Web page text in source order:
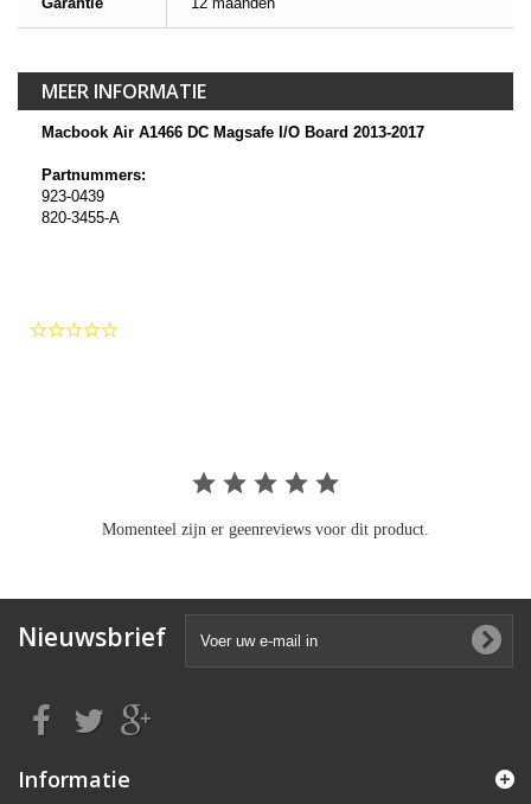
MEER INFORMATIE
Macbook Air A1466 DC Magsafe I/O Board 2013-2017
Partnummers:
923-0439
820-3455-A
Momenteel zijn er geenreviews voor dit product.
Nieuwsbrief
Informatie